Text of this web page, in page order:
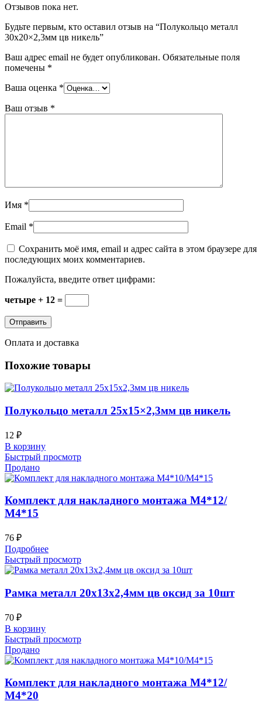
Отзывов пока нет.
Будьте первым, кто оставил отзыв на “Полукольцо металл
30х20×2,3мм цв никель”
Ваш адрес email не будет опубликован. Обязательные поля
помечены *
Ваша оценка *
Ваш отзыв *
Имя *
Email *
Сохранить моё имя, email и адрес сайта в этом браузере для
последующих моих комментариев.
Пожалуйста, введите ответ цифрами:
четыре + 12 =
Оплата и доставка
Похожие товары
Полукольцо металл 25х15×2,3мм цв никель
12 ₽
В корзину
Быстрый просмотр
Продано
Комплект для накладного монтажа М4*12/
М4*15
76 ₽
Подробнее
Быстрый просмотр
Рамка металл 20х13х2,4мм цв оксид за 10шт
70 ₽
В корзину
Быстрый просмотр
Продано
Комплект для накладного монтажа М4*12/
М4*20